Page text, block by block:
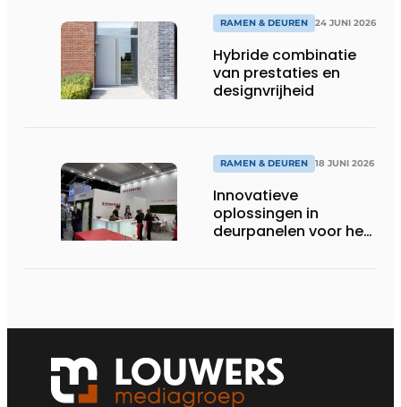
RAMEN & DEUREN 24 JUNI 2026
Hybride combinatie
van prestaties en
designvrijheid
RAMEN & DEUREN 18 JUNI 2026
Innovatieve
oplossingen in
deurpanelen voor het